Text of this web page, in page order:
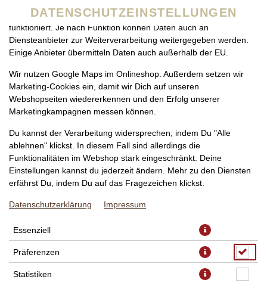
CIPOLLA SALAT
DATENSCHUTZEINSTELLUNGEN
benötigt, damit bei Deinem Besuch unseres Webshops auch alles
funktioniert. Je nach Funktion können Daten auch an
Diensteanbieter zur Weiterverarbeitung weitergegeben werden.
Einige Anbieter übermitteln Daten auch außerhalb der EU.
Wir nutzen Google Maps im Onlineshop. Außerdem setzen wir
Marketing-Cookies ein, damit wir Dich auf unseren
Webshopseiten wiedererkennen und den Erfolg unserer
Marketingkampagnen messen können.
Du kannst der Verarbeitung widersprechen, indem Du "Alle
ablehnen" klickst. In diesem Fall sind allerdings die
Funktionalitäten im Webshop stark eingeschränkt. Deine
Einstellungen kannst du jederzeit ändern. Mehr zu den Diensten
erfährst Du, indem Du auf das Fragezeichen klickst.
Datenschutzerklärung Impressum
Essenziell
Präferenzen
Statistiken